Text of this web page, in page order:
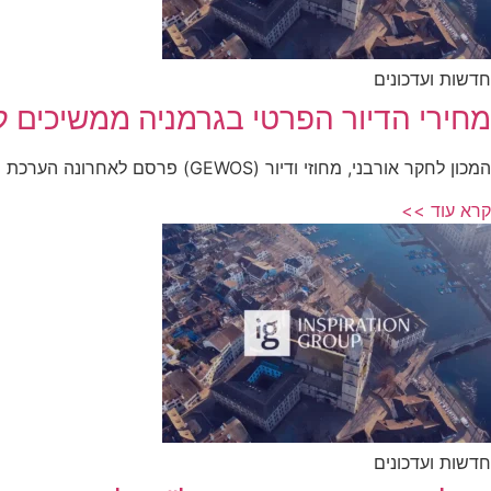
חדשות ועדכונים
מחירי הדיור הפרטי בגרמניה ממשיכים
המכון לחקר אורבני, מחוזי ודיור (GEWOS) פרסם לאחרונה הערכת מצב לפיה ברחבי
קרא עוד >>
חדשות ועדכונים